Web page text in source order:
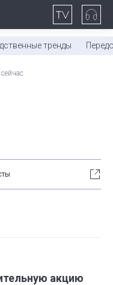
тренды
акцию